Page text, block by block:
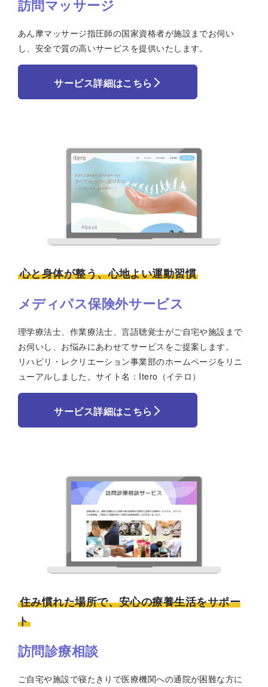
訪問マッサージ
あん摩マッサージ指圧師の国家資格者が施設までお伺い
し、安全で質の高いサービスを提供いたします。
サービス詳細はこちら
心と身体が整う、心地よい運動習慣
メディパス保険外サービス
理学療法士、作業療法士、言語聴覚士がご自宅や施設まで
お伺いし、お悩みにあわせてサービスをご提案します。
リハビリ・レクリエーション事業部のホームページをリニ
ューアルしました。サイト名：Itero（イテロ）
サービス詳細はこちら
住み慣れた場所で、安心の療養生活をサポー
ト
訪問診療相談
ご自宅や施設で寝たきりで医療機関への通院が困難な方に